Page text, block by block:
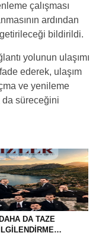
çalışması
ardından
bildirildi.
yolunun ulaşımı
ederek, ulaşım
ve yenileme
da süreceğini
DA TAZE